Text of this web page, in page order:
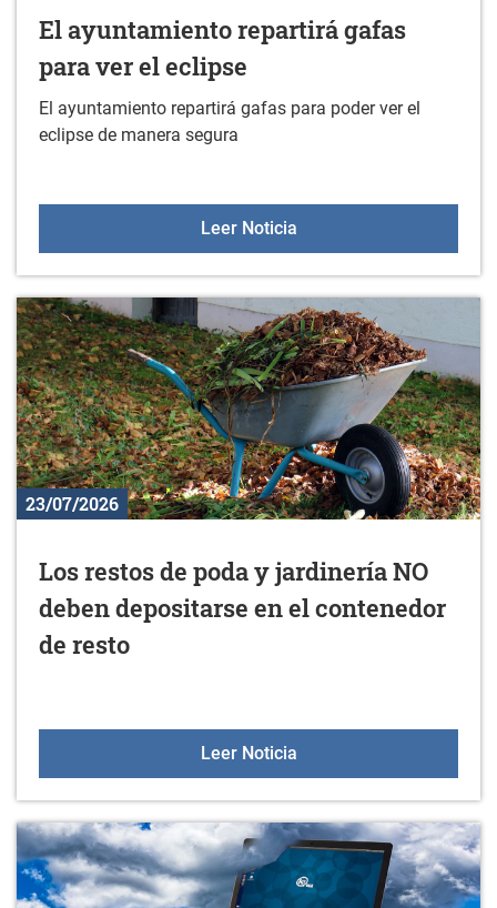
El ayuntamiento repartirá gafas
para ver el eclipse
El ayuntamiento repartirá gafas para poder ver el
eclipse de manera segura
Leer NoticiaEl ayuntamiento
23/07/2026
Los restos de poda y jardinería NO
deben depositarse en el contenedor
de resto
Leer NoticiaLos restos de poda y